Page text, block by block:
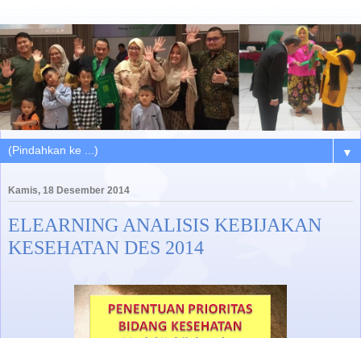
▼
Kamis, 18 Desember 2014
ELEARNING ANALISIS KEBIJAKAN
KESEHATAN DES 2014